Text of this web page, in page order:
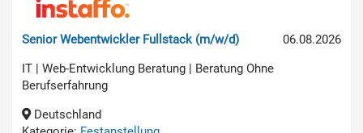
06.08.2026
Senior Webentwickler Fullstack (m/w/d)
IT | Web-Entwicklung Beratung | Beratung Ohne
Berufserfahrung
Deutschland